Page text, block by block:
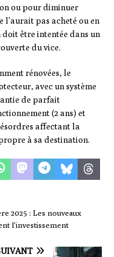
ou pour diminuer
l’aurait pas acheté ou en
être intentée dans un
du vice.
rénovées, le
avec un système
de parfait
(2 ans) et
affectant la
à sa destination.
2025 : Les nouveaux
l’investissement